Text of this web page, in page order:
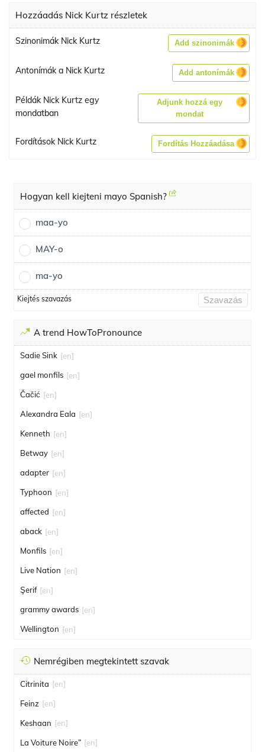
Hozzáadás Nick Kurtz részletek
Szinonimák Nick Kurtz Add szinonimák
Antonímák a Nick Kurtz Add antonímák
Példák Nick Kurtz egy
mondatban
Adjunk hozzá egy
mondat
Fordítások Nick Kurtz Fordítás Hozzáadása
Hogyan kell kiejteni mayo Spanish?
maa-yo
MAY-o
ma-yo
Kiejtés szavazás Szavazás
A trend HowToPronounce
Sadie Sink [en]
gael monfils [en]
Čačić [en]
Alexandra Eala [en]
Kenneth [en]
Betway [en]
adapter [en]
Typhoon [en]
affected [en]
aback [en]
Monfils [en]
Live Nation [en]
Şerif [en]
grammy awards [en]
Wellington [en]
Nemrégiben megtekintett szavak
Citrinita [en]
Feinz [en]
Keshaan [en]
La Voiture Noire” [en]